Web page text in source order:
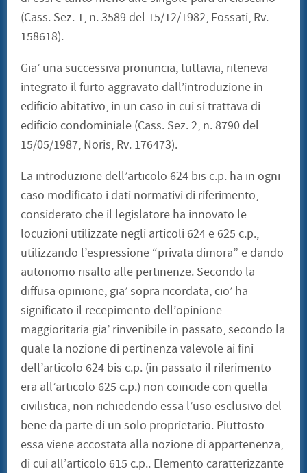
(Cass. Sez. 1, n. 3589 del 15/12/1982, Fossati, Rv.
158618).
Gia’ una successiva pronuncia, tuttavia, riteneva
integrato il furto aggravato dall’introduzione in
edificio abitativo, in un caso in cui si trattava di
edificio condominiale (Cass. Sez. 2, n. 8790 del
15/05/1987, Noris, Rv. 176473).
La introduzione dell’articolo 624 bis c.p. ha in ogni
caso modificato i dati normativi di riferimento,
considerato che il legislatore ha innovato le
locuzioni utilizzate negli articoli 624 e 625 c.p.,
utilizzando l’espressione “privata dimora” e dando
autonomo risalto alle pertinenze. Secondo la
diffusa opinione, gia’ sopra ricordata, cio’ ha
significato il recepimento dell’opinione
maggioritaria gia’ rinvenibile in passato, secondo la
quale la nozione di pertinenza valevole ai fini
dell’articolo 624 bis c.p. (in passato il riferimento
era all’articolo 625 c.p.) non coincide con quella
civilistica, non richiedendo essa l’uso esclusivo del
bene da parte di un solo proprietario. Piuttosto
essa viene accostata alla nozione di appartenenza,
di cui all’articolo 615 c.p.. Elemento caratterizzante